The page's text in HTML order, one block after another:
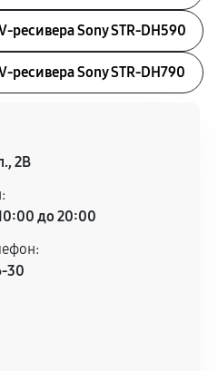
ресивера Sony STR-DH590
ресивера Sony STR-DH790
2В
до 20:00
30